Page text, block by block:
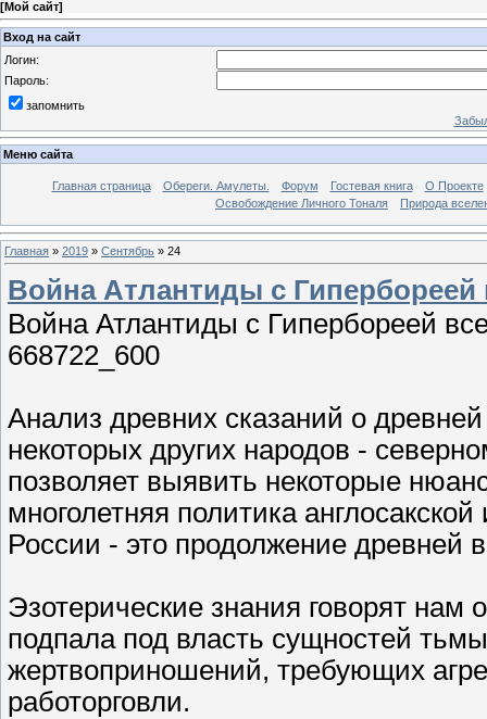
[Мой сайт]
Вход на сайт
Логин:
Пароль:
запомнить
Меню сайта
Главная страница Обереги. Амулеты. Форум Гостевая книга
О Проекте
Освобождение Личного Тоналя
Природа
Главная » 2019 » Сентябрь » 24
Война Атлантиды с
Война Атлантиды с Гипербореей
668722_600
Анализ древних сказаний о
некоторых других народов -
позволяет выявить некоторые
многолетняя политика
России - это продолжение древней
Эзотерические знания говорят нам
подпала под власть сущностей
жертвоприношений, требующих
работорговли.